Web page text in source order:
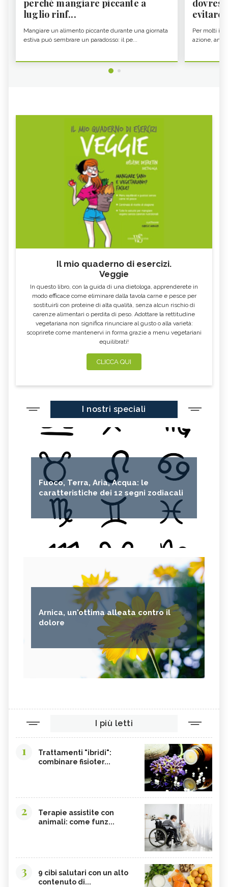
perché mangiare piccante a
luglio rinf...
Mangiare un alimento piccante durante una giornata
estiva può sembrare un paradosso: il pe...
evitare
Per molti il
azione,
Il mio quaderno di esercizi.
Veggie
In questo libro, con la guida di una dietologa, apprenderete in
modo efficace come eliminare dalla tavola carne e pesce per
sostituirli con proteine di alta qualità, senza alcun rischio di
carenze alimentari o perdita di peso. Adottare la rettitudine
vegetariana non significa rinunciare al gusto o alla varietà:
scoprirete come mantenervi in forma grazie a menu vegetariani
equilibrati!
CLICCA QUI
I nostri speciali
Fuoco, Terra, Aria, Acqua: le
caratteristiche dei 12 segni zodiacali
Arnica, un'ottima alleata contro il
dolore
I più letti
1
Trattamenti "ibridi":
combinare fisioter...
2
Terapie assistite con
animali: come funz...
3
9 cibi salutari con un alto
contenuto di...